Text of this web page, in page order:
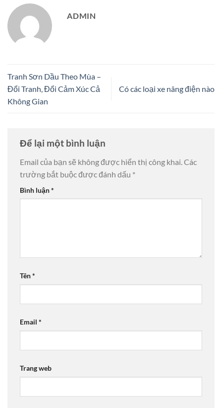
ADMIN
Tranh Sơn Dầu Theo Mùa –
Đổi Tranh, Đổi Cảm Xúc Cả
Không Gian
Có các loại xe nâng điện nào
Để lại một bình luận
Email của bạn sẽ không được hiển thị công khai. Các
trường bắt buộc được đánh dấu *
Bình luận*
Tên*
Email *
Trang web